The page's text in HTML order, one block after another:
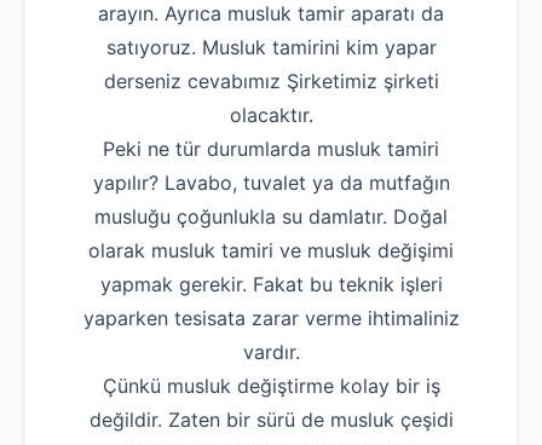
arayın. Ayrıca musluk tamir aparatı da
satıyoruz. Musluk tamirini kim yapar
derseniz cevabımız Şirketimiz şirketi
olacaktır.
Peki ne tür durumlarda musluk tamiri
yapılır? Lavabo, tuvalet ya da mutfağın
musluğu çoğunlukla su damlatır. Doğal
olarak musluk tamiri ve musluk değişimi
yapmak gerekir. Fakat bu teknik işleri
yaparken tesisata zarar verme ihtimaliniz
vardır.
Çünkü musluk değiştirme kolay bir iş
değildir. Zaten bir sürü de musluk çeşidi